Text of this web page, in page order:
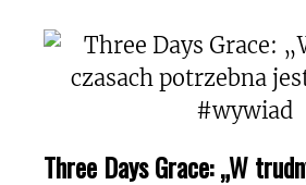
Three Days Grace: „W